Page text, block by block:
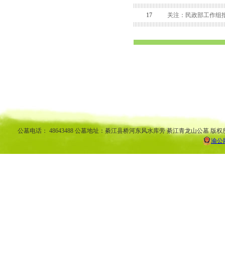
17 关注：民政部工作组
公墓电话： 48643488 公墓地址：綦江县桥河东风水库旁 綦江青龙山公墓 版
渝公